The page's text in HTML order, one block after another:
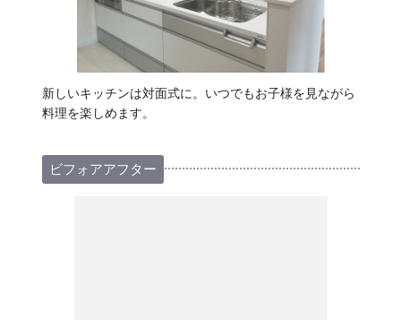
新しいキッチンは対面式に。いつでもお子様を見ながら
料理を楽しめます。
ビフォアアフター